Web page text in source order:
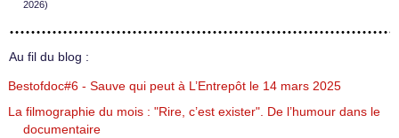
2026)
Au fil du blog :
Bestofdoc#6 - Sauve qui peut à L’Entrepôt le 14 mars 2025
La filmographie du mois : "Rire, c’est exister". De l’humour dans le
documentaire